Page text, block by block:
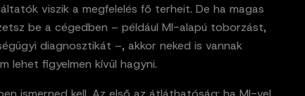
viszik a megfelelés fő terheit. De ha magas
be a cégedben – például MI-alapú toborzást,
diagnosztikát –, akkor neked is vannak
lehet figyelmen kívül hagyni.